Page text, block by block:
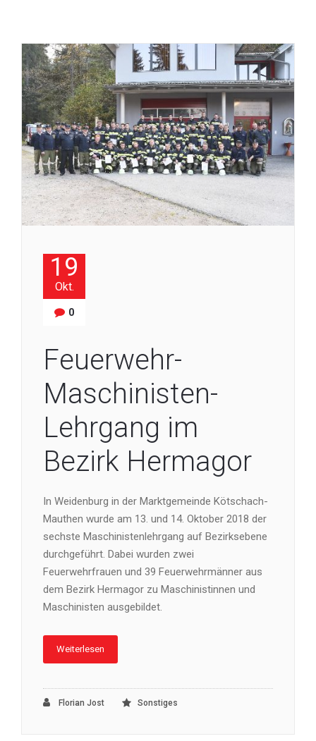
19
Okt.
0
Feuerwehr-
Maschinisten-
Lehrgang im
Bezirk Hermagor
In Weidenburg in der Marktgemeinde Kötschach-
Mauthen wurde am 13. und 14. Oktober 2018 der
sechste Maschinistenlehrgang auf Bezirksebene
durchgeführt. Dabei wurden zwei
Feuerwehrfrauen und 39 Feuerwehrmänner aus
dem Bezirk Hermagor zu Maschinistinnen und
Maschinisten ausgebildet.
Weiterlesen
Florian Jost Sonstiges